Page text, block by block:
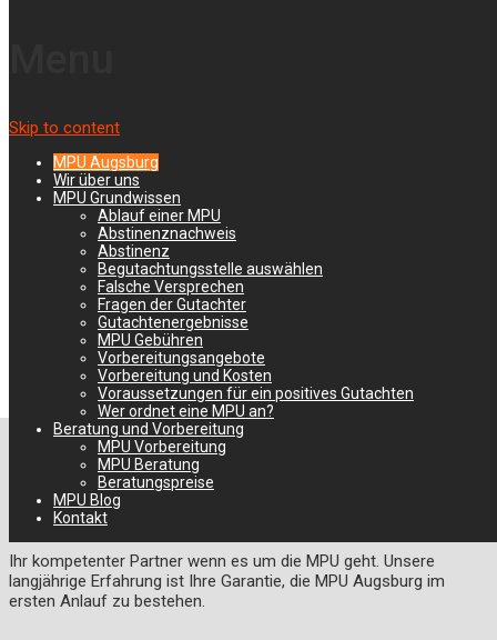
Skip to content
MPU Augsburg
Wir über uns
MPU Grundwissen
Ablauf einer MPU
Abstinenznachweis
Abstinenz
Begutachtungsstelle auswählen
Falsche Versprechen
Fragen der Gutachter
Gutachtenergebnisse
MPU Gebühren
Vorbereitungsangebote
Vorbereitung und Kosten
Voraussetzungen für ein positives Gutachten
Wer ordnet eine MPU an?
Beratung und Vorbereitung
MPU Vorbereitung
MPU Beratung
Beratungspreise
MPU Blog
Kontakt
Erfolgreiche MPU
Beratung seit 1996
MPU Beratung und MPU
Vorbereitung für Augsburg
Ihr kompetenter Partner wenn es um die MPU geht. Unsere
langjährige Erfahrung ist Ihre Garantie, die MPU Augsburg im
ersten Anlauf zu bestehen.